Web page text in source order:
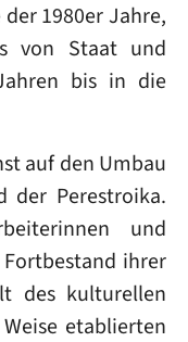
1980er Jahre,
von Staat und
bis in die
auf den Umbau
der Perestroika.
und
ihrer
des kulturellen
etablierten